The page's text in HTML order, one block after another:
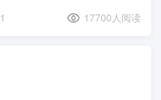
1 17700人阅读